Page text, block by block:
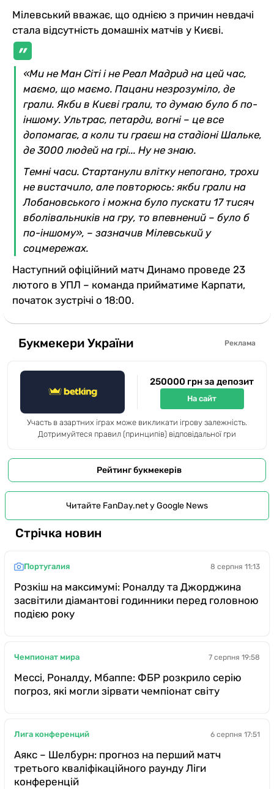
Мілевський вважає, що однією з причин невдачі
стала відсутність домашніх матчів у Києві.
«Ми не Ман Сіті і не Реал Мадрид на цей час,
маємо, що маємо. Пацани незрозуміло, де
грали. Якби в Києві грали, то думаю було б по-
іншому. Ультрас, петарди, вогні – це все
допомагає, а коли ти граєш на стадіоні Шальке,
де 3000 людей на грі... Ну не знаю.
Темні часи. Стартанули влітку непогано, трохи
не вистачило, але повторюсь: якби грали на
Лобановського і можна було пускати 17 тисяч
вболівальників на гру, то впевнений – було б
по-іншому», – зазначив Мілевський у
соцмережах.
Наступний офіційний матч Динамо проведе 23
лютого в УПЛ – команда прийматиме Карпати,
початок зустрічі о 18:00.
Букмекери України Реклама
250000 грн за депозит
На сайт
Участь в азартних іграх може викликати ігрову залежність.
Дотримуйтеся правил (принципів) відповідальної гри
Рейтинг букмекерів
Читайте FanDay.net у Google News
Стрічка новин
Португалия 8 серпня 11:13
Розкіш на максимумі: Роналду та Джорджина
засвітили діамантові годинники перед головною
подією року
Чемпионат мира 7 серпня 19:58
Мессі, Роналду, Мбаппе: ФБР розкрило серію
погроз, які могли зірвати чемпіонат світу
Лига конференций 6 серпня 17:51
Аякс – Шелбурн: прогноз на перший матч
третього кваліфікаційного раунду Ліги
конференцій